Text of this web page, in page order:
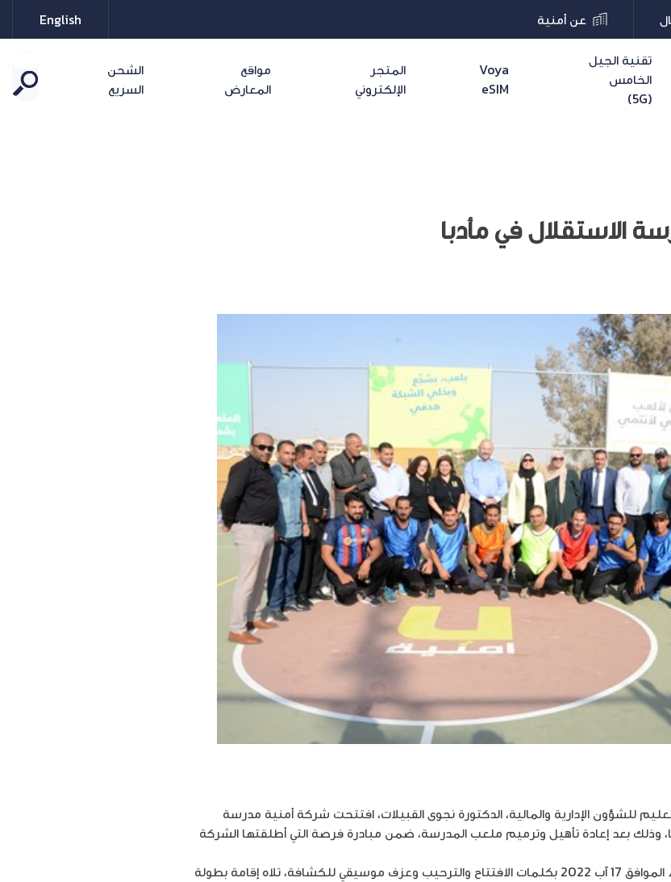
عن أمنية English
تقنية الجيل
الخامس
(5G)
Voya
eSIM
المتجر
الإلكتروني
مواقع
المعارض
الشحن
السريع
الاستقلال في مأدبا
للشؤون الإدارية والمالية، الدكتورة نجوى القبيلات، افتتحت شركة أمنية مدرسة
وذلك بعد إعادة تأهيل وترميم ملعب المدرسة، ضمن مبادرة فرصة التي أطلقتها الشركة
وبدأت الفعالية التي نظمتها أمنية يوم الأربعاء الموافق 17 آب 2022 بكلمات الافتتاح والترحيب وعزف موسيقي للكشافة، تلاه إقامة بطولة